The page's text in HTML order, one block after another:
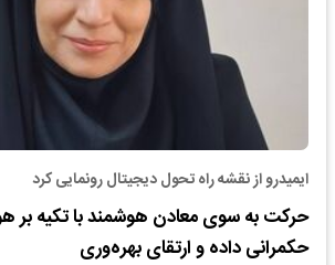
ایمیدرو از نقشه راه تحول دیجیتال رونمایی کرد
حرکت به سوی معادن هوشمند با تکیه
حکمرانی داده و ارتقای بهره‌وری